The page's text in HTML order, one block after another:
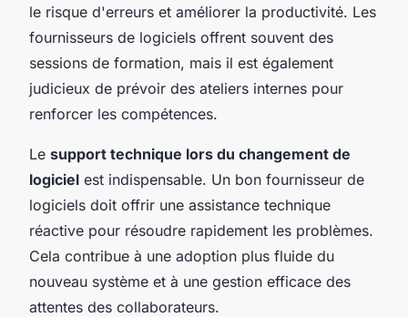
le risque d'erreurs et améliorer la productivité. Les
fournisseurs de logiciels offrent souvent des
sessions de formation, mais il est également
judicieux de prévoir des ateliers internes pour
renforcer les compétences.
Le support technique lors du changement de
logiciel est indispensable. Un bon fournisseur de
logiciels doit offrir une assistance technique
réactive pour résoudre rapidement les problèmes.
Cela contribue à une adoption plus fluide du
nouveau système et à une gestion efficace des
attentes des collaborateurs.